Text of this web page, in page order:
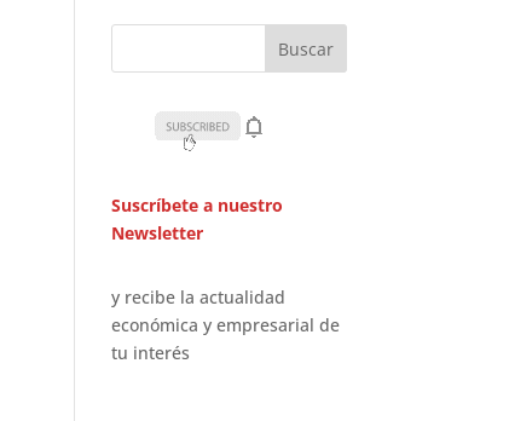
Suscríbete a nuestro
Newsletter
y recibe la actualidad
económica y empresarial de
tu interés